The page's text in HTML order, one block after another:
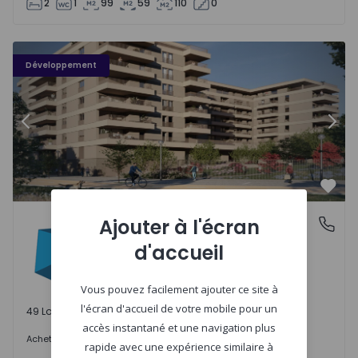
2 1 99 59 110 0
Développement
PLENO JARDIM - 3
Précédent
Águas Santas, PortoPLENO JARDIM
Águas Santas, Porto
49 Lots disponibles
Acheter 242.000 €
Ajouter à l'écran
d'accueil
Vous pouvez facilement ajouter ce site à
l'écran d'accueil de votre mobile pour un
accès instantané et une navigation plus
rapide avec une expérience similaire à